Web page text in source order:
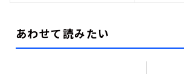
あわせて読みたい